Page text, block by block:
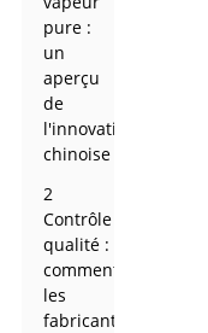
pure :
un
aperçu
de
l'innovation
chinoise
2
Contrôle
qualité :
comment
les
fabricants